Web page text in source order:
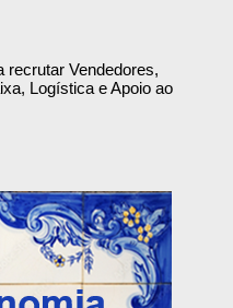
recrutar Vendedores,
Logística e Apoio ao